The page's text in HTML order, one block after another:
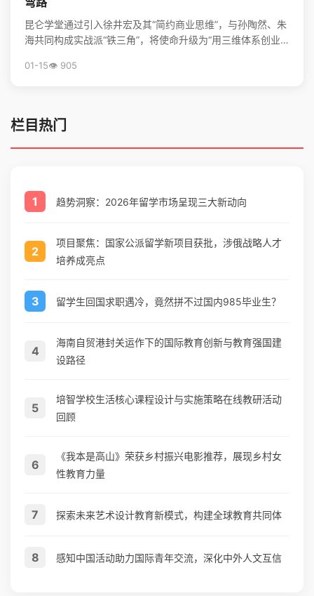
昆仑学堂通过引入徐井宏及其“简约商业思维”，与孙陶然、朱
海共同构成实战派“铁三角”，将使命升级为“用三维体系创业
01-15👁️ 905
栏目热门
1 趋势洞察：2026年留学市场呈现三大新动向
2
项目聚焦：国家公派留学新项目获批，涉俄战略人才
培养成亮点
3 留学生回国求职遇冷，竟然拼不过国内985毕业生？
4
海南自贸港封关运作下的国际教育创新与教育强国建
设路径
5
培智学校生活核心课程设计与实施策略在线教研活动
回顾
6
《我本是高山》荣获乡村振兴电影推荐，展现乡村女
性教育力量
7 探索未来艺术设计教育新模式，构建全球教育共同体
8 感知中国活动助力国际青年交流，深化中外人文互信